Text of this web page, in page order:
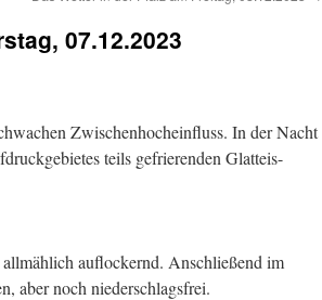
07.12.2023
Zwischenhocheinfluss. In der Nacht
teils gefrierenden Glatteis-
auflockernd. Anschließend im
aber noch niederschlagsfrei.